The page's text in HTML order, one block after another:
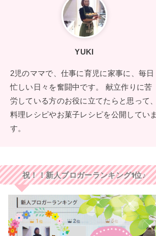
YUKI
2児のママで、仕事に育児に家事に、毎日
忙しい日々を奮闘中です。 献立作りに苦
労している方のお役に立てたらと思って、
料理レシピやお菓子レシピを公開していま
す。
祝！！新人ブロガーランキング1位♪